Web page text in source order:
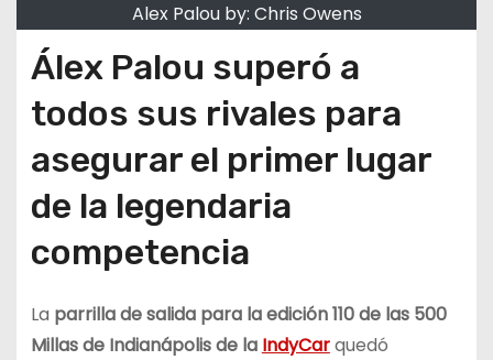
Alex Palou by: Chris Owens
Álex Palou superó a
todos sus rivales para
asegurar el primer lugar
de la legendaria
competencia
La parrilla de salida para la edición 110 de las 500
Millas de Indianápolis de la IndyCarquedó